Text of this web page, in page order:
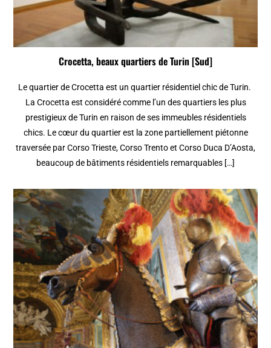
Crocetta, beaux quartiers de Turin [Sud]
Le quartier de Crocetta est un quartier résidentiel chic de Turin.
La Crocetta est considéré comme l’un des quartiers les plus
prestigieux de Turin en raison de ses immeubles résidentiels
chics. Le cœur du quartier est la zone partiellement piétonne
traversée par Corso Trieste, Corso Trento et Corso Duca D’Aosta,
beaucoup de bâtiments résidentiels remarquables […]